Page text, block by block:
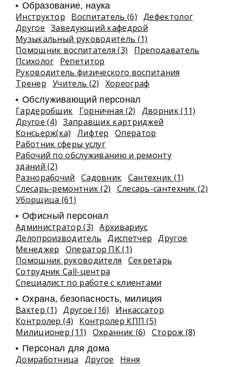
Образование, наука
Инструктор Воспитатель (6) Дефектолог
Другое Заведующий кафедрой
Музыкальный руководитель (1)
Помощник воспитателя (3)
Преподаватель
Психолог
Репетитор
Руководитель физического воспитания
Тренер Учитель (2) Хореограф
Обслуживающий персонал
Гардеробщик Горничная (2)
Дворник (11)
Другое (4)
Заправщик картриджей
Консьерж(ка)
Лифтер
Оператор
Работник сферы услуг
Рабочий по обслуживанию и ремонту
зданий (2)
Разнорабочий
Садовник Сантехник (1)
Слесарь-ремонтник (2)
Слесарь-сантехник (2)
Уборщица (61)
Офисный персонал
Администратор (3)
Архивариус
Делопроизводитель
Диспетчер
Другое
Менеджер
Оператор ПК (1)
Помощник руководителя
Секретарь
Сотрудник Call-центра
Специалист по работе с клиентами
Охрана, безопасность, милиция
Вахтер (1) Другое (16)
Инкассатор
Контролер (4)
Контролер КПП (5)
Милиционер (11)
Охранник (6) Сторож (8)
Персонал для дома
Домработница Другое
Няня